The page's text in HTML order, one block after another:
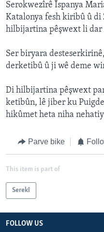
Serokwezîrê Îspanya
Katalonya fesh kiribû û di
hilbijartina pêşwext li dar
Ser biryara
derketibû û ji wê deme
Di hilbijartina pêşwext
ketibûn, lê jiber ku
hikûmet heta niha
Parve bike
This item is part of
Serekî
FOLLOW US